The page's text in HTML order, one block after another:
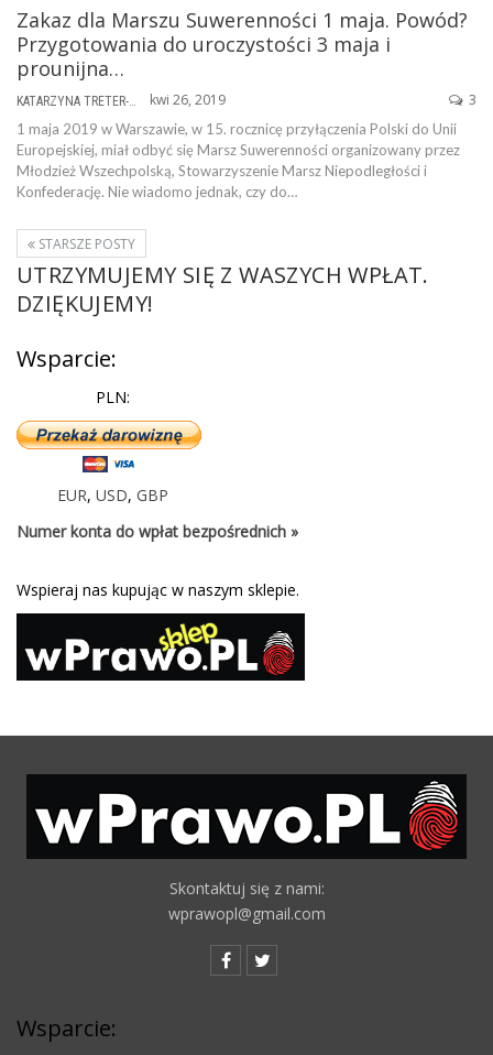
Zakaz dla Marszu Suwerenności 1 maja. Powód?
Przygotowania do uroczystości 3 maja i
prounijna…
KATARZYNA TRETER-SIERPIŃSKA kwi 26, 2019 3
1 maja 2019 w Warszawie, w 15. rocznicę przyłączenia Polski do Unii
Europejskiej, miał odbyć się Marsz Suwerenności organizowany przez
Młodzież Wszechpolską, Stowarzyszenie Marsz Niepodległości i
Konfederację. Nie wiadomo jednak, czy do…
STARSZE POSTY
UTRZYMUJEMY SIĘ Z WASZYCH WPŁAT.
DZIĘKUJEMY!
Wsparcie:
PLN:
EUR, USD, GBP
Numer konta do wpłat bezpośrednich »
Wspieraj nas kupując w naszym sklepie.
Skontaktuj się z nami:
wprawopl@gmail.com
Wsparcie: